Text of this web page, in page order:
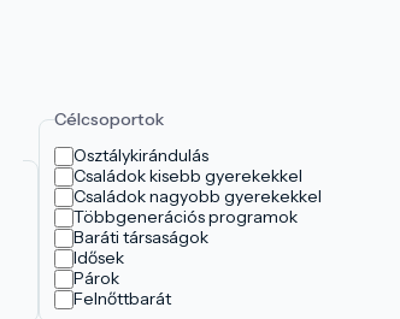
Célcsoportok
Osztálykirándulás
Családok kisebb gyerekekkel
Családok nagyobb gyerekekkel
Többgenerációs programok
Baráti társaságok
Idősek
Párok
Felnőttbarát